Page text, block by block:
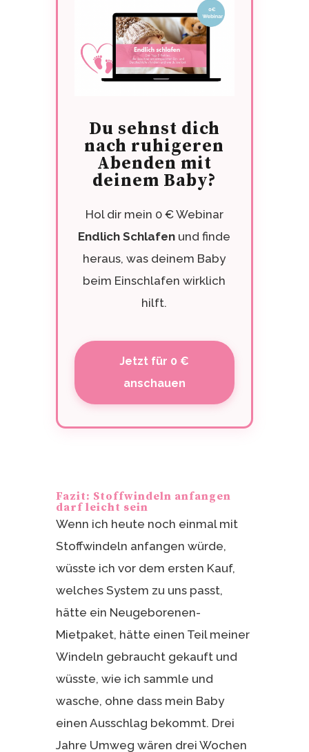
Du sehnst dich
nach ruhigeren
Abenden mit
deinem Baby?
Hol dir mein 0 € Webinar
Endlich Schlafen und finde
heraus, was deinem Baby
beim Einschlafen wirklich
hilft.
Jetzt für 0 €
anschauen
Fazit: Stoffwindeln anfangen
darf leicht sein
Wenn ich heute noch einmal mit
Stoffwindeln anfangen würde,
wüsste ich vor dem ersten Kauf,
welches System zu uns passt,
hätte ein Neugeborenen-
Mietpaket, hätte einen Teil meiner
Windeln gebraucht gekauft und
wüsste, wie ich sammle und
wasche, ohne dass mein Baby
einen Ausschlag bekommt. Drei
Jahre Umweg wären drei Wochen